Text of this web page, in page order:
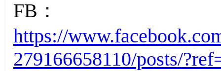
FB：
https://
279166658110/posts/